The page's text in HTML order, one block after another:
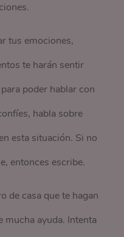
tus emociones,
te harán sentir
poder hablar con
habla sobre
esta situación. Si no
entonces escribe.
de casa que te hagan
mucha ayuda. Intenta